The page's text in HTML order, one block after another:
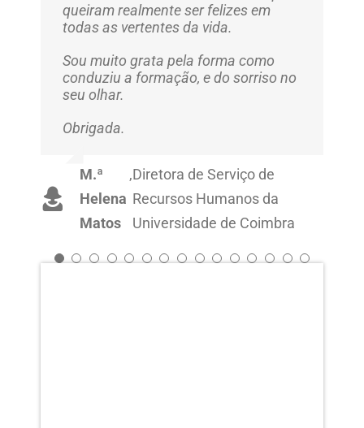
queiram realmente ser felizes em
todas as vertentes da vida.
Sou muito grata pela forma como
conduziu a formação, e do sorriso no
seu olhar.
Obrigada.
M.ª
Helena
Matos
,Diretora de Serviço de
Recursos Humanos da
Universidade de Coimbra